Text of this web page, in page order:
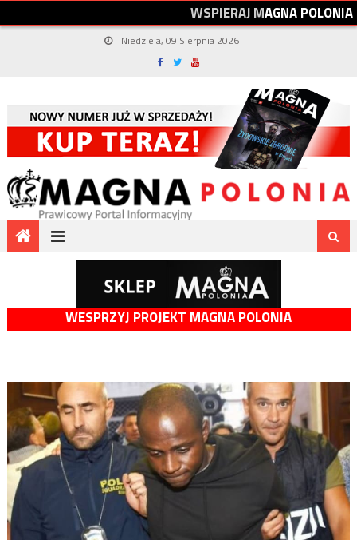
WSPIERAJMAGNAPOLONIA
Niedziela, 09 Sierpnia 2026
WESPRZYJ PROJEKT MAGNA POLONIA